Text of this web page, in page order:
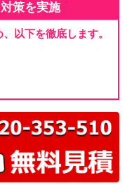
策を実施
以下を徹底します。